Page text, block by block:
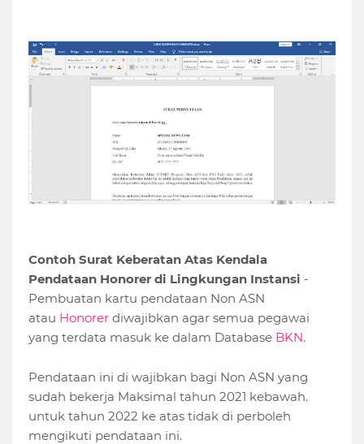
Contoh Surat Keberatan Atas Kendala
Pendataan Honorer di Lingkungan Instansi -
Pembuatan kartu pendataan Non ASN
atau Honorer diwajibkan agar semua pegawai
yang terdata masuk ke dalam Database BKN.
Pendataan ini di wajibkan bagi Non ASN yang
sudah bekerja Maksimal tahun 2021 kebawah.
untuk tahun 2022 ke atas tidak di perboleh
mengikuti pendataan ini.